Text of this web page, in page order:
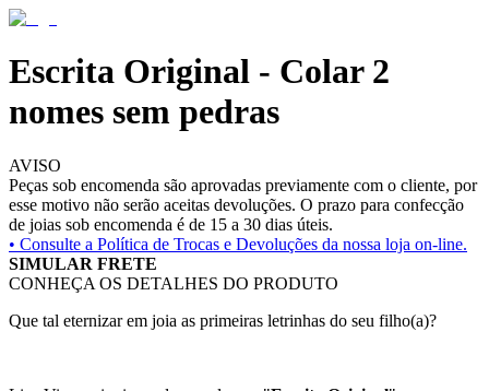
Escrita Original - Colar 2
nomes sem pedras
AVISO
Peças sob encomenda são aprovadas previamente com o cliente, por
esse motivo não serão aceitas devoluções. O prazo para confecção
de joias sob encomenda é de 15 a 30 dias úteis.
• Consulte a Política de Trocas e Devoluções da nossa loja on-line.
SIMULAR FRETE
CONHEÇA OS DETALHES DO PRODUTO
Que tal eternizar em joia as primeiras letrinhas do seu filho(a)?